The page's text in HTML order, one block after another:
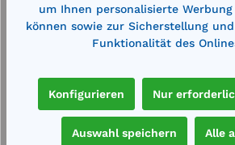
Haben Sie Fragen?
um Ihnen personalisierte
können sowie zur Sicherstellung
Funktionalität des
Konfigurieren Nur
Auswahl speichern Alle